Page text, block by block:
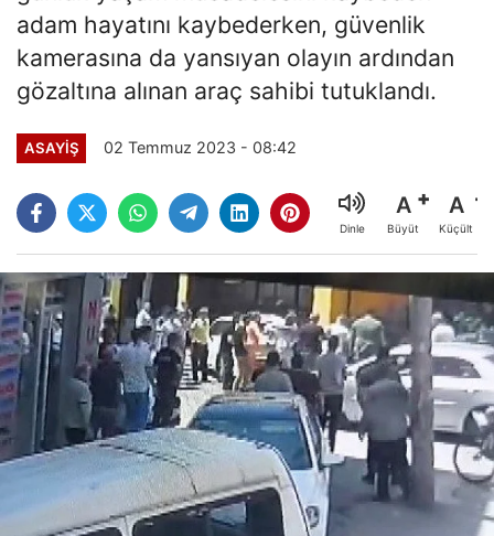
adam hayatını kaybederken, güvenlik
kamerasına da yansıyan olayın ardından
gözaltına alınan araç sahibi tutuklandı.
ASAYİŞ 02 Temmuz 2023 - 08:42
Dinle
A
Büyüt
A
Küçült